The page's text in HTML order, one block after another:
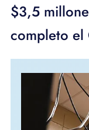
Teléfono
$3,5
completo el